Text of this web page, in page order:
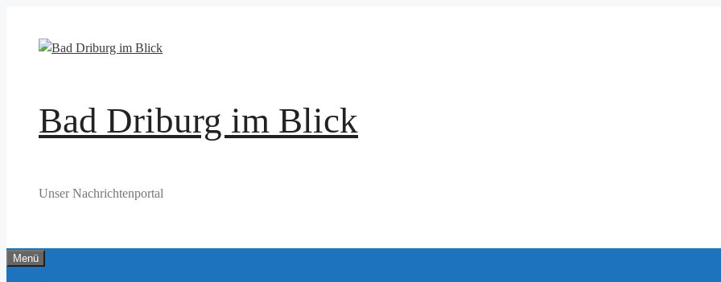
springen
Bad Driburg im Blick
Unser Nachrichtenportal
Menü